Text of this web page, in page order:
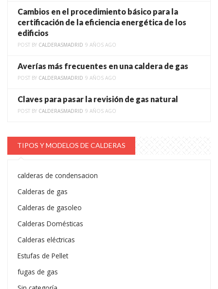
Cambios en el procedimiento básico para la
certificación de la eficiencia energética de los
edificios
POST BY CALDERASMADRID 9 AÑOS AGO
Averías más frecuentes en una caldera de gas
POST BY CALDERASMADRID 9 AÑOS AGO
Claves para pasar la revisión de gas natural
POST BY CALDERASMADRID 9 AÑOS AGO
TIPOS Y MODELOS DE CALDERAS
calderas de condensacion
Calderas de gas
Calderas de gasoleo
Calderas Domésticas
Calderas eléctricas
Estufas de Pellet
fugas de gas